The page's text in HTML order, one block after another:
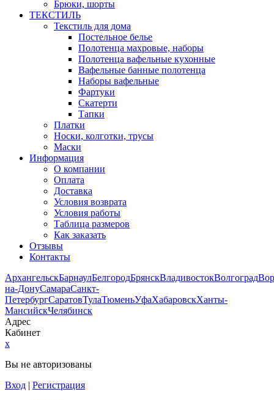
Брюки, шорты
ТЕКСТИЛЬ
Текстиль для дома
Постельное белье
Полотенца махровые, наборы
Полотенца вафельные кухонные
Вафельные банные полотенца
Наборы вафельные
Фартуки
Скатерти
Тапки
Платки
Носки, колготки, трусы
Маски
Информация
О компании
Оплата
Доставка
Условия возврата
Условия работы
Таблица размеров
Как заказать
Отзывы
Контакты
АрхангельскБарнаулБелгородБрянскВладивостокВолгоград
на-ДонуСамараСанкт-
ПетербургСаратовТулаТюменьУфаХабаровскХанты-
МансийскЧелябинск
Адрес
Кабинет
x
Вы не авторизованы
Вход | Регистрация